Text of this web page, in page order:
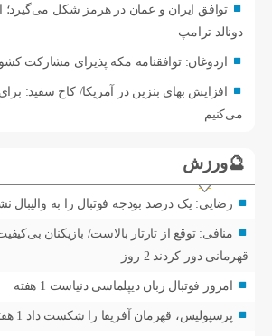
توافق ایران و عمان در هرمز شکل می‌گیرد؛
دونالد ترامپ
اردوغان: توافقنامه مکه پذیرای مشارکت
افزایش بهای بنزین در آمریکا/ کاخ سفید:
می‌کنیم
🔮ورزش
رضایی: یک درصد بودجه فوتبال را به والیبال
منافی: توقع از تارتار بالاست/ بازیکنان
قهرمانی دور کردند 2 روز
امروز فوتبال زبان دیپلماسی دنیاست 1 هفته
پرسپولیس، قهرمان آفریقا را شکست داد 1 هفته